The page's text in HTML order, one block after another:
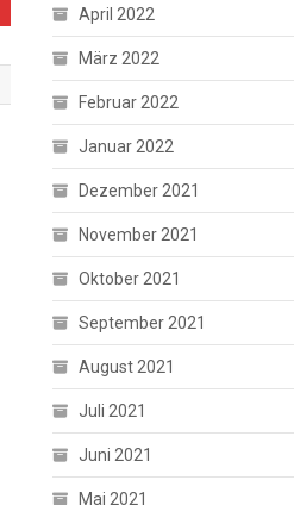
April 2022
März 2022
Februar 2022
Januar 2022
Dezember 2021
November 2021
Oktober 2021
September 2021
August 2021
Juli 2021
Juni 2021
Mai 2021